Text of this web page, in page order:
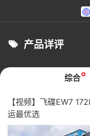
产品详评
综合
【视频】飞碟EW7
运最优选